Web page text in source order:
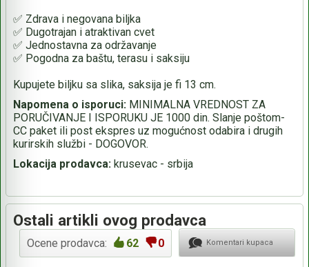
✅ Zdrava i negovana biljka
✅ Dugotrajan i atraktivan cvet
✅ Jednostavna za održavanje
✅ Pogodna za baštu, terasu i saksiju
Kupujete biljku sa slika, saksija je fi 13 cm.
Napomena o isporuci: MINIMALNA VREDNOST ZA
PORUČIVANJE I ISPORUKU JE 1000 din. Slanje poštom-
CC paket ili post ekspres uz mogućnost odabira i drugih
kurirskih službi - DOGOVOR.
Lokacija prodavca: krusevac - srbija
Ostali artikli ovog prodavca
Ocene prodavca: 62 0 Komentari kupaca